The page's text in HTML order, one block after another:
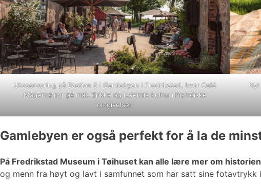
Uteservering på Bastion 5 i Gamlebyen i Fredrikstad, hvor Café
Magenta byr på mat, drikke og levende kultur i historiske
omgivelser.
Nyt
Gamlebyen er også perfekt for å la de
På Fredrikstad Museum i Tøihuset kan alle lære mer om
og menn fra høyt og lavt i samfunnet som har satt sine fotavtrykk